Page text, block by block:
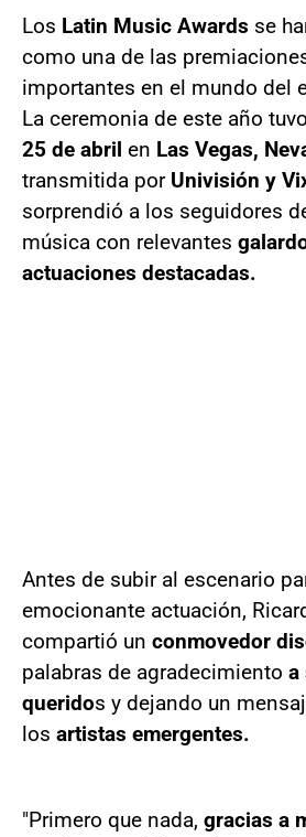
Los Latin Music Awards se
como una de las
importantes en el mundo del
La ceremonia de este año
25 de abril en Las Vegas,
transmitida por Univisión y
sorprendió a los seguidores
música con relevantes
actuaciones destacadas.
Antes de subir al escenario
emocionante actuación,
compartió un conmovedor
palabras de agradecimiento a
queridos y dejando un
los artistas emergentes.
"Primero que nada, gracias a